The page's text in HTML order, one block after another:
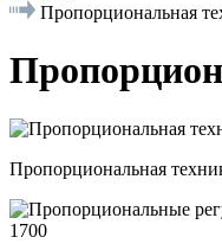
Пропорциональная
Пропорциональная